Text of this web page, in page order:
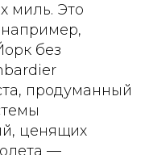
миль. Это
например,
без
продуманный
ценящих
—